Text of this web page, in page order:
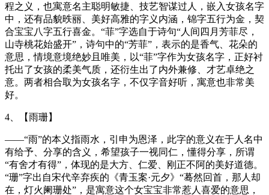
程之义，也寓意名主聪明敏捷、技艺智谋过人，嵌入女孩名字
中，还有品貌昳丽、美好高雅的字义内涵，锦字五行为金，契
合宝宝八字五行喜金。“菲”字选自于诗句“人间四月芳菲尽，
山寺桃花始盛开”，诗句中的“芳菲”，表示的是香气、花朵的
意思，情境意境绝妙且唯美，以“菲”字作为女孩名字，正好衬
托出了女孩的柔美气质，还衍生出了内外兼修、才艺卓绝之
意。两者相合取为女孩名字，不仅字音好听，寓意也非常美
好。
4、【雨珊】
——“雨”的本义指雨水，引申为恩泽，此字的意义在于人名中
有给予、分享的含义，希望孩子一视同仁，懂得分享，所谓
“有舍才有得”，体现的是大方、仁爱、刚正不阿的美好道德。
“珊”字出自宋代辛弃疾的《青玉案·元夕》“蓦然回首，那人却
在，灯火阑珊处”，是寓意这个女宝宝非常惹人喜爱的意思，